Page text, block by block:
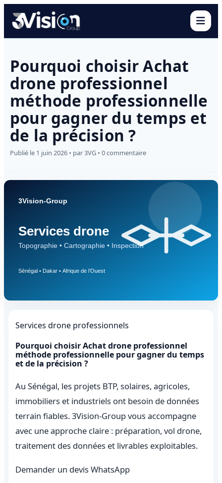
Pourquoi choisir Achat
drone professionnel
méthode professionnelle
pour gagner du temps et
de la précision ?
Publié le 1 juin 2026 • par 3VG • 0 commentaire
Services drone professionnels
Pourquoi choisir Achat drone professionnel
méthode professionnelle pour gagner du temps
et de la précision ?
Au Sénégal, les projets BTP, solaires, agricoles,
immobiliers et industriels ont besoin de données
terrain fiables. 3Vision-Group vous accompagne
avec une approche claire : préparation, vol drone,
traitement des données et livrables exploitables.
Demander un devis WhatsApp